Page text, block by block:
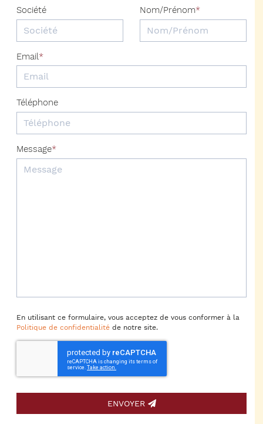
Société Nom/Prénom
Email
Téléphone
Message
En utilisant ce formulaire, vous acceptez de vous conformer à la
Politique de confidentialité de notre site.
ENVOYER